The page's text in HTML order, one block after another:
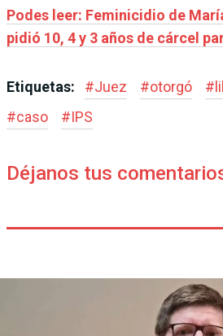
Podes leer: Feminicidio de
pidió 10, 4 y 3 años de cárcel
Etiquetas: #Juez #otorgó #
#caso #IPS
Déjanos tus